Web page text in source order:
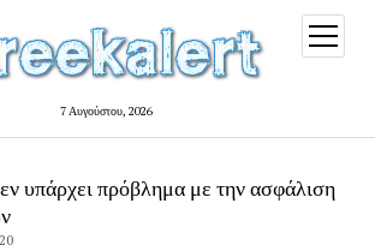
7 Αυγούστου, 2026
open
menu
υπάρχει πρόβλημα με την ασφάλιση